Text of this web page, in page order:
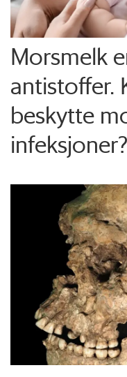
Morsmelk
antistoffer.
beskytte
infeksjoner?